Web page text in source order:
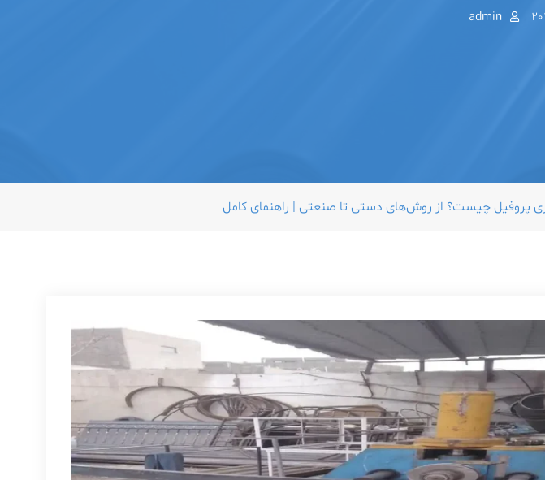
admin
پروفیل چیست؟ از روش‌های دستی تا صنعتی | راهنمای کامل